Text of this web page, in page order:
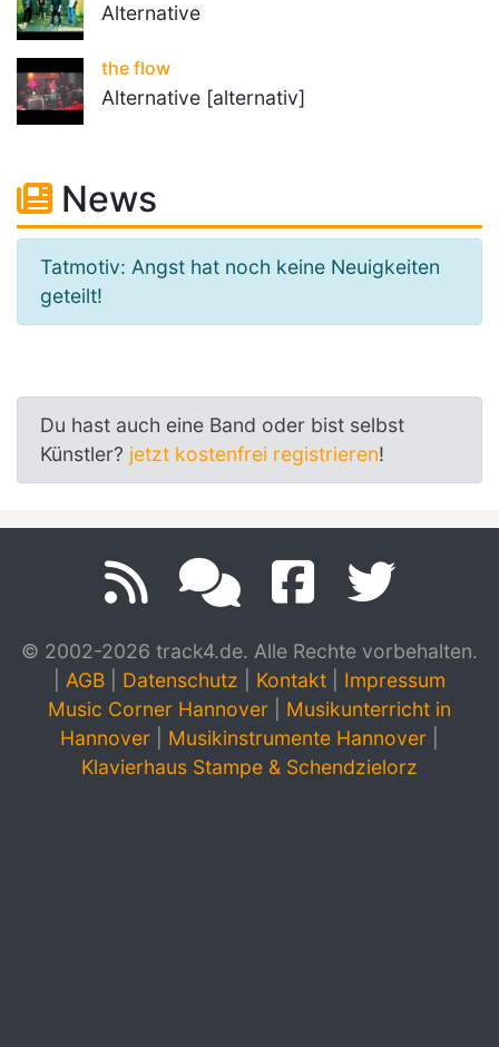
Alternative
the flow
Alternative [alternativ]
News
Tatmotiv: Angst hat noch keine Neuigkeiten
geteilt!
Du hast auch eine Band oder bist selbst
Künstler? jetzt kostenfrei registrieren!
© 2002-2026 track4.de. Alle Rechte vorbehalten.
AGB Datenschutz Kontakt
Impressum
Music Corner Hannover
Musikunterricht in
Hannover
Musikinstrumente Hannover
Klavierhaus Stampe & Schendzielorz